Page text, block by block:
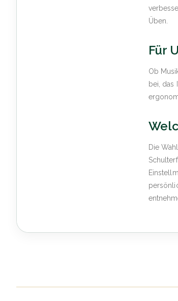
Üben.
Für
Ob
bei, das
Die